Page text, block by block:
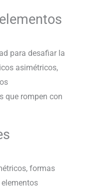
para desafiar la
asimétricos,
que rompen con
formas